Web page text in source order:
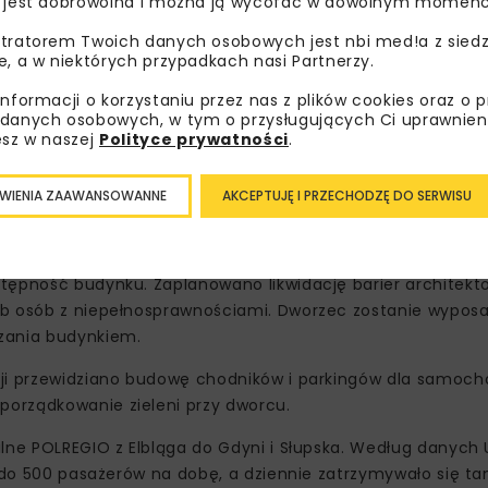
Gminny Ośrodek Pomocy Społecznej, Biblioteka
ślubów. Wynika to z porozumienia zawartego między
budynku. Zaplanowano likwidację barier
z niepełnosprawnościami. Dworzec zostanie
budynkiem.
budowę chodników i parkingów dla
zieleni przy dworcu.
POLREGIO z Elbląga do Gdyni i Słupska. Według danych
500 pasażerów na dobę, a dziennie zatrzymywało się
Twoich danych osobowych jest nbi med!a z
a w niektórych przypadkach nasi Partnerzy.
o korzystaniu przez nas z plików cookies oraz o
osobowych, w tym o przysługujących Ci
w naszej Polityce prywatności.
AKCEPTUJĘ I PRZECHODZĘ DO SERWISU
ZAAWANSOWANNE